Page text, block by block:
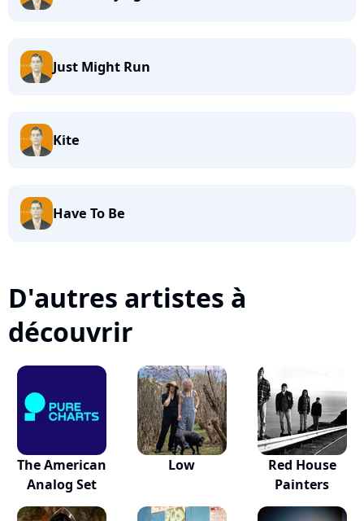
Just Might Run
Kite
Have To Be
D'autres artistes à
découvrir
The American
Analog Set
Low
Red House
Painters